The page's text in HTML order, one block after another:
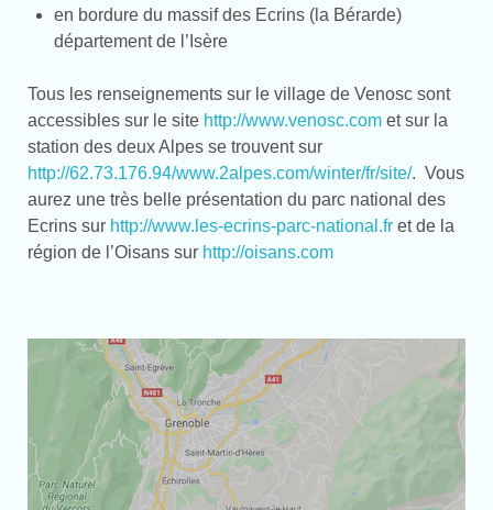
en bordure du massif des Ecrins (la Bérarde)
département de l’Isère
Tous les renseignements sur le village de Venosc sont
accessibles sur le site http://www.venosc.com et sur la
station des deux Alpes se trouvent sur
http://62.73.176.94/www.2alpes.com/winter/fr/site/. Vous
aurez une très belle présentation du parc national des
Ecrins sur http://www.les-ecrins-parc-national.fr et de la
région de l’Oisans sur http://oisans.com